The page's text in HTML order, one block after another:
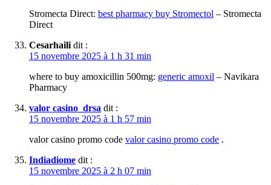
Stromecta Direct: best pharmacy buy Stromectol – Stromecta
Direct
Cesarhaili dit :
15 novembre 2025 à 1 h 31 min
where to buy amoxicillin 500mg: generic amoxil – Navikara
Pharmacy
valor casino_drsa dit :
15 novembre 2025 à 1 h 57 min
valor casino promo code valor casino promo code .
Indiadiome dit :
15 novembre 2025 à 2 h 07 min